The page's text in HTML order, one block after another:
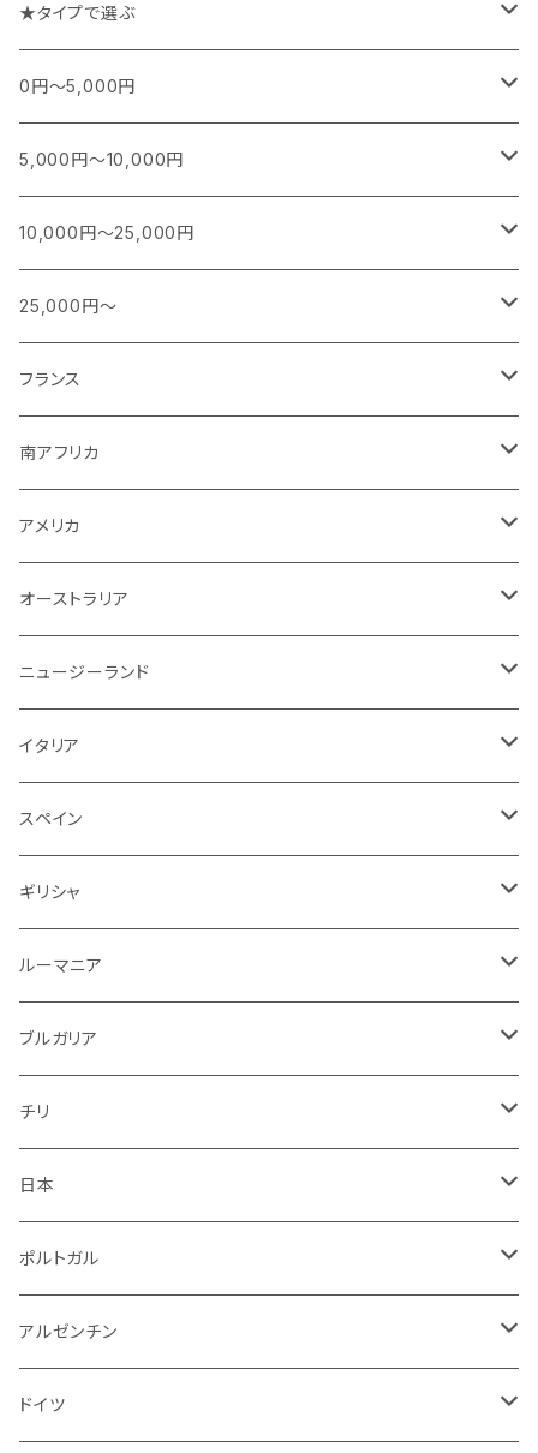
チーズや前菜と楽しむワイン
お魚料理と楽しむワイン
お肉料理と楽しむワイン
カレー、エスニック、中華などに合うワイン
特別な日に楽しむワイン
★タイプで選ぶ
スパークリング
白
白(オレンジ)
赤
ロゼ
紫！？
0円～5,000円
フランス
シャンパーニュ
ブルゴーニュ
南アフリカ
スパークリング
白ワイン
日本
スパークリング
白ワイン
アメリカ
スパークリング
白ワイン
ギリシャ
スパークリング
白ワイン
オーストラリア
スパークリング
白ワイン
チリ
スパークリング
白ワイン
イタリア
泡
白ワイン
アルゼンチン
赤
スペイン
スパークリング
白
ドイツ
ロゼ
白
ルーマニア
赤
ブルガリア
赤
ニュージーランド
白
赤
5,000円～10,000円
フランス
シャンパーニュ
ブルゴーニュ
南アフリカ
スパークリング
白ワイン
ニュージーランド
スパークリング
白ワイン
ポルトガル
泡
白ワイン
オーストラリア
泡
白ワイン
イタリア
白
赤
ドイツ
赤
白
スペイン
赤
アメリカ
赤
オーストリア
白
10,000円～25,000円
フランス
シャンパーニュ
ボルドー
アメリカ
赤
白
ドイツ
白
赤
25,000円～
シャンパーニュ
ブルゴーニュ
白ワイン
赤ワイン
アメリカ
赤
フランス
シャンパーニュ
ブルゴーニュ
ボルドー
その他
南アフリカ
スパークリング
白
赤
アメリカ
スパークリング
白
赤
オーストラリア
白
赤
ニュージーランド
白
赤
イタリア
スパークリング
白
赤
ロゼ
スペイン
スパークリング
白
赤
ギリシャ
白
ルーマニア
赤
ブルガリア
赤
チリ
スパークリング
白
赤
日本
スパークリング
白
赤
ポルトガル
白
赤
アルゼンチン
赤
ドイツ